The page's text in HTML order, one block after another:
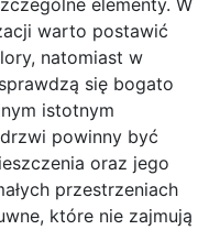
elementy. W
warto postawić
natomiast w
się bogato
istotnym
powinny być
oraz jego
przestrzeniach
które nie zajmują